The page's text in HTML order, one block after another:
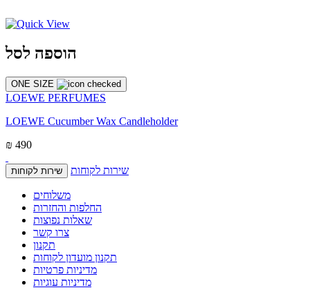
הוספה לסל
ONE SIZE
LOEWE PERFUMES
LOEWE Cucumber Wax Candleholder
₪ 490
שירות לקוחות שירות לקוחות
משלוחים
החלפות והחזרות
שאלות נפוצות
צרו קשר
תקנון
תקנון מועדון לקוחות
מדיניות פרטיות
מדיניות עוגיות